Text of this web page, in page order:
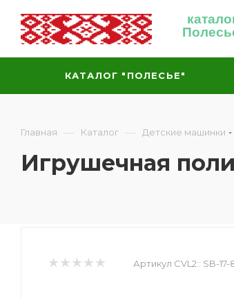
КАТАЛОГ "ПОЛЕСЬЕ"
Главная — Каталог — Детские машинки
Игрушечная
Артикул CVL2:: SB-